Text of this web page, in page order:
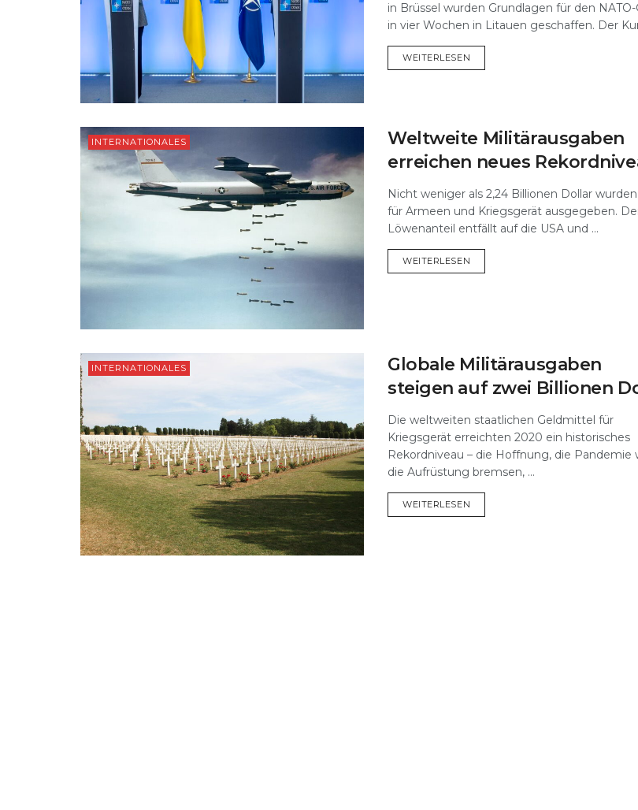
in Brüssel wurden Grundlagen für den NATO-
in vier Wochen in Litauen geschaffen. Der
WEITERLESEN
INTERNATIONALES
Weltweite Militärausgaben
erreichen neues
Nicht weniger als 2,24 Billionen Dollar
für Armeen und Kriegsgerät ausgegeben.
Löwenanteil entfällt auf die USA und ...
WEITERLESEN
INTERNATIONALES
Globale Militärausgaben
steigen auf zwei Billionen
Die weltweiten staatlichen Geldmittel für
Kriegsgerät erreichten 2020 ein historisches
Rekordniveau – die Hoffnung, die Pandemie
die Aufrüstung bremsen, ...
WEITERLESEN